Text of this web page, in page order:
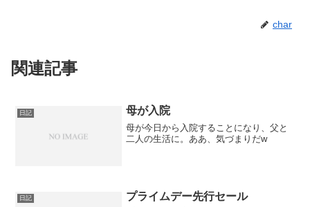
char
関連記事
日記 母が入院
母が今日から入院することになり、父と
二人の生活に。ああ、気づまりだw
日記 プライムデー先行セール